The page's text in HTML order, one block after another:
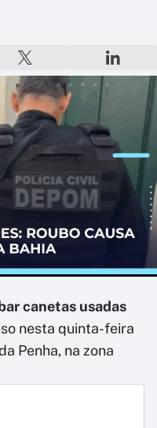
canetas usadas
nesta quinta-feira
Penha, na zona